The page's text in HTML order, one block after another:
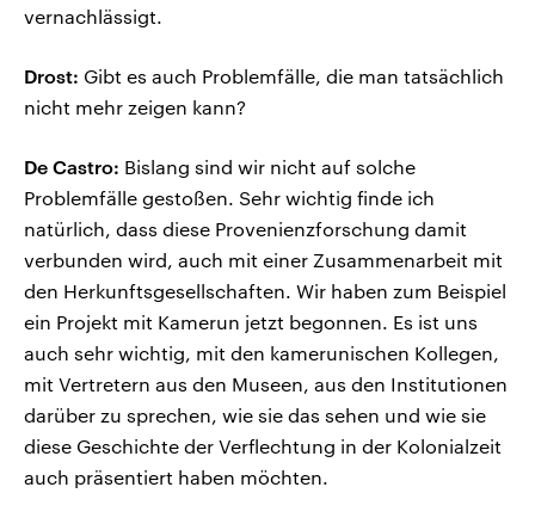
vernachlässigt.
Drost: Gibt es auch Problemfälle, die man tatsächlich
nicht mehr zeigen kann?
De Castro: Bislang sind wir nicht auf solche
Problemfälle gestoßen. Sehr wichtig finde ich
natürlich, dass diese Provenienzforschung damit
verbunden wird, auch mit einer Zusammenarbeit mit
den Herkunftsgesellschaften. Wir haben zum Beispiel
ein Projekt mit Kamerun jetzt begonnen. Es ist uns
auch sehr wichtig, mit den kamerunischen Kollegen,
mit Vertretern aus den Museen, aus den Institutionen
darüber zu sprechen, wie sie das sehen und wie sie
diese Geschichte der Verflechtung in der Kolonialzeit
auch präsentiert haben möchten.